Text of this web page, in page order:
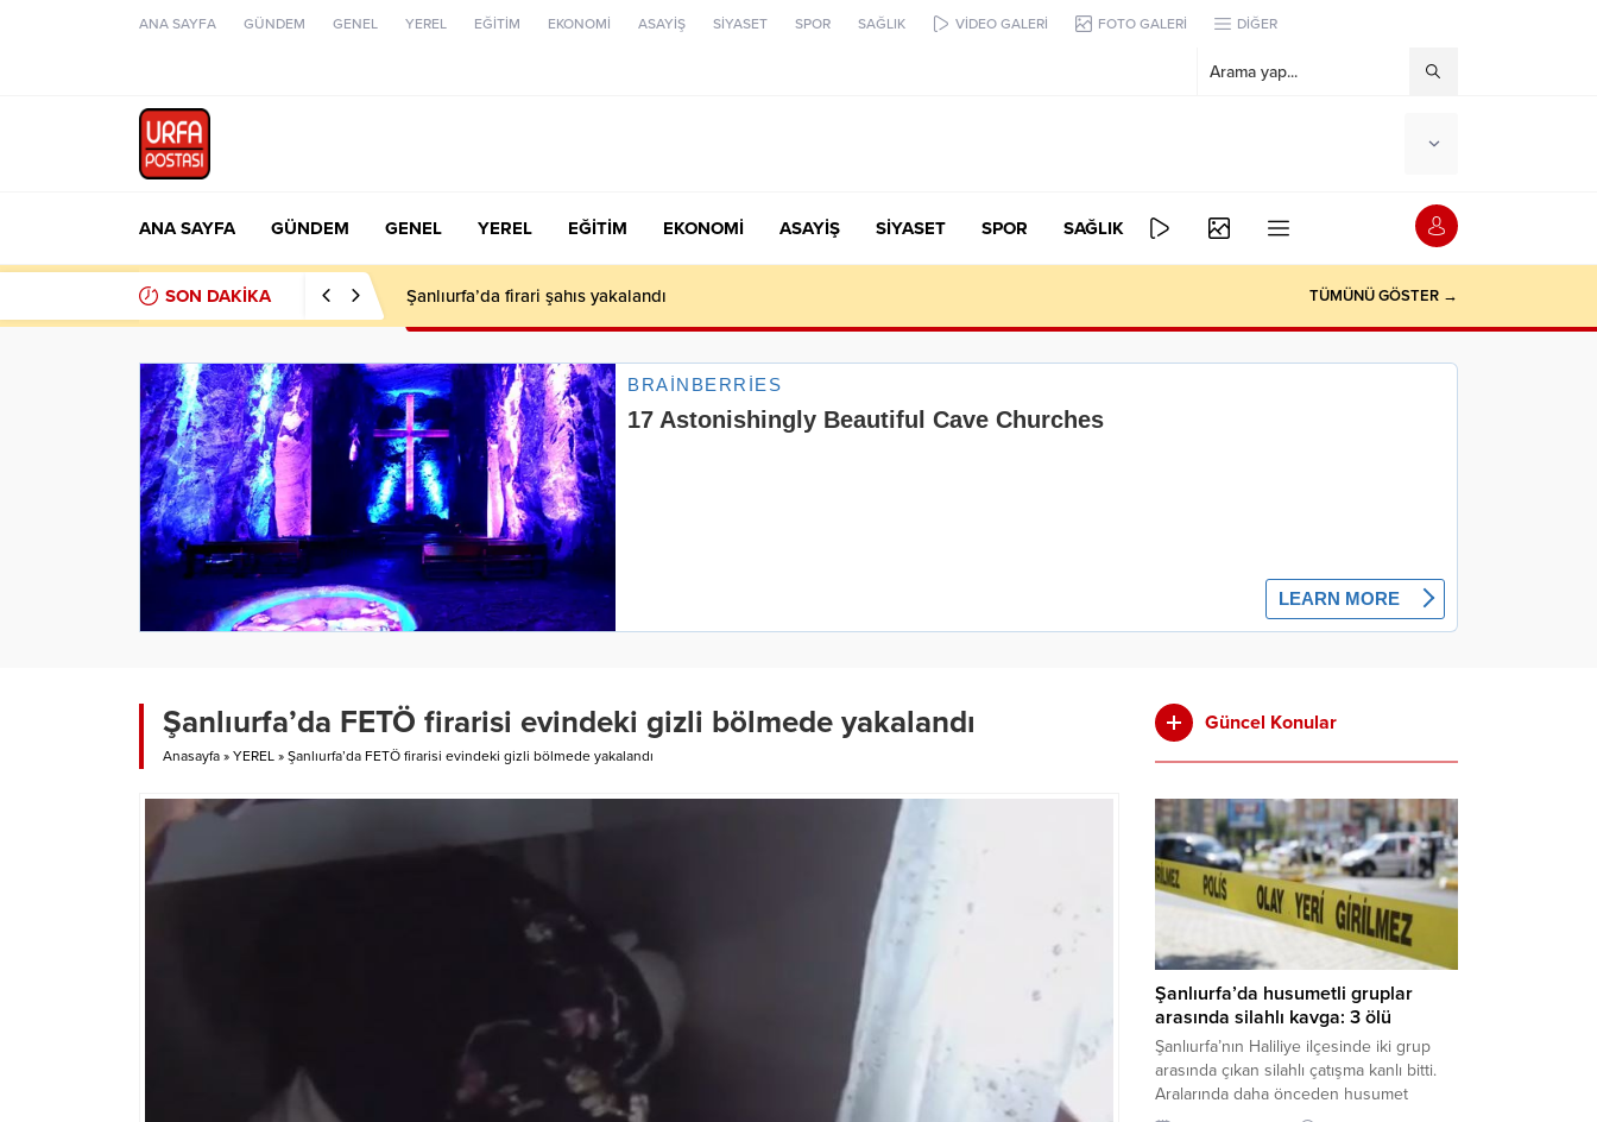
ANA SAYFA GÜNDEM GENEL YEREL EĞİTİM EKONOMİ ASAYİŞ SİYASET SPOR SAĞLIK VİDEO GALERİ FOTO GALERİ DİĞER
ANA SAYFA GÜNDEM GENEL YEREL EĞİTİM EKONOMİ ASAYİŞ SİYASET SPOR SAĞLIK
SON DAKİKA Şanlıurfa’da firari şahıs yakalandı TÜMÜNÜ GÖSTER →
Şanlıurfa’da FETÖ firarisi evindeki gizli bölmede yakalandı
Anasayfa » YEREL » Şanlıurfa’da FETÖ firarisi evindeki gizli bölmede yakalandı
Güncel Konular
Şanlıurfa’da husumetli gruplar
arasında silahlı kavga: 3 ölü
Şanlıurfa’nın Haliliye ilçesinde iki grup
arasında çıkan silahlı çatışma kanlı bitti.
Aralarında daha önceden husumet
olduğu öğrenilen tarafların kavgası